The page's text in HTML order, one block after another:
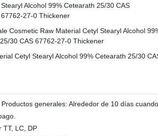
generales: Alrededor de 10 días
TT, LC, DP